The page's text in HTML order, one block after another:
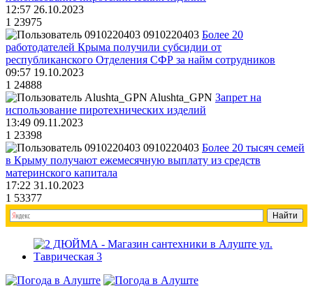
12:57 26.10.2023
1 23975
0910220403 Более 20
работодателей Крыма получили субсидии от
республиканского Отделения СФР за найм сотрудников
09:57 19.10.2023
1 24888
Alushta_GPN Запрет на
использование пиротехнических изделий
13:49 09.11.2023
1 23398
0910220403 Более 20 тысяч семей
в Крыму получают ежемесячную выплату из средств
материнского капитала
17:22 31.10.2023
1 53377